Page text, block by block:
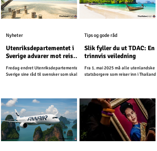
Utenriksdepartementet i
Sverige advarer mot reiser
Fredag endret Utenriksdepartementet i
Sverige sine råd til svensker som skal
Nyheter
Slik fyller du ut TDAC: En
trinnvis veiledning
Fra 1. mai 2025 må alle utenlandske
statsborgere som reiser inn i Thailand
papirskjemaet TM6 og forenkler
immigrasjonsprosessen.
Tips og gode råd